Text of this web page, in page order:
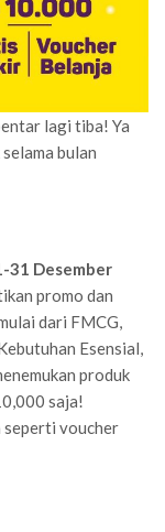
lagi tiba! Ya
bulan
31 Desember
promo dan
dari FMCG,
Esensial,
produk
saja!
seperti voucher